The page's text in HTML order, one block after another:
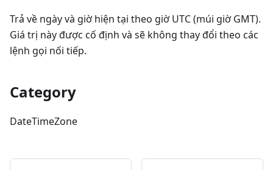
Trả về ngày và giờ hiện tại theo giờ UTC (múi giờ GMT).
Giá trị này được cố định và sẽ không thay đổi theo các
lệnh gọi nối tiếp.
Category
DateTimeZone